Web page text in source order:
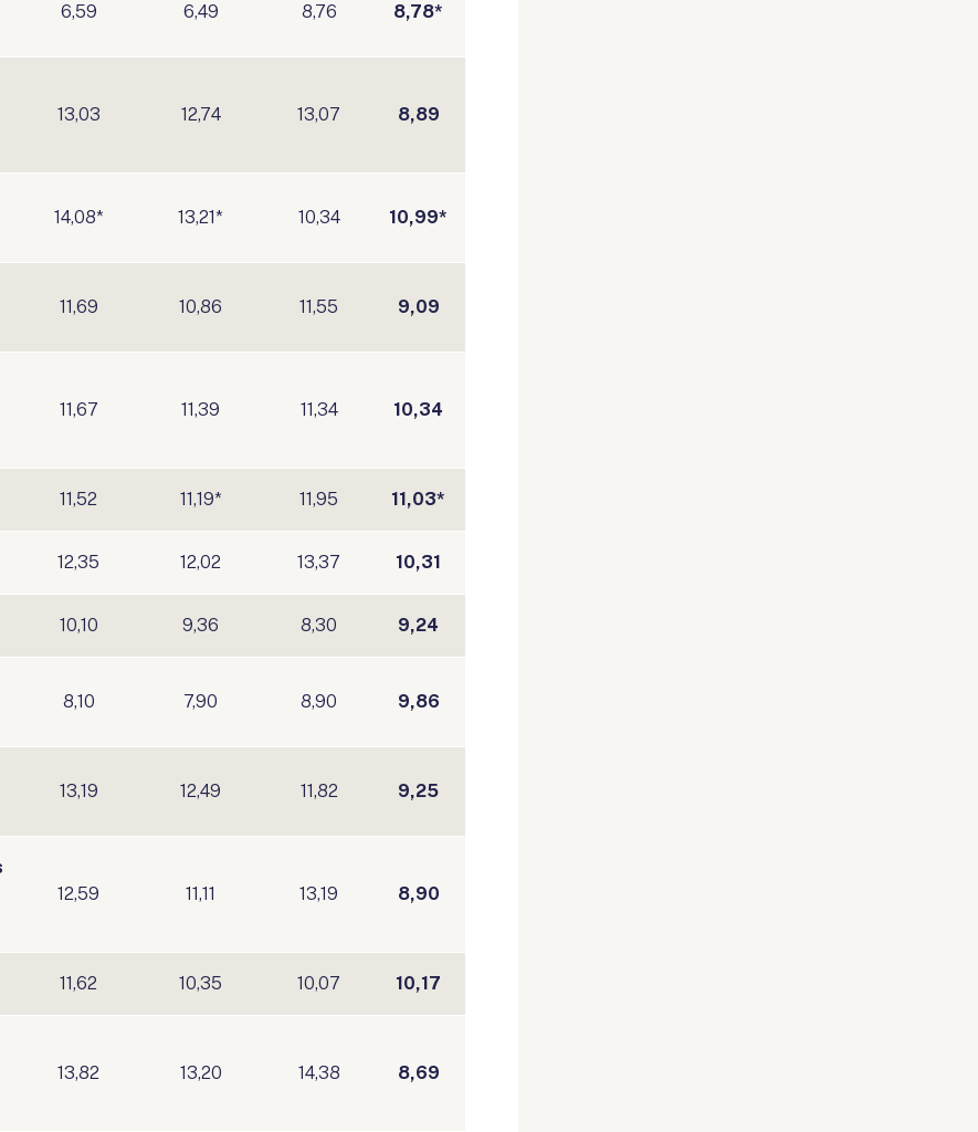
6,59 6,49 8,76 8,78*
13,03 12,74 13,07 8,89
14,08* 13,21* 10,34 10,99*
11,69 10,86 11,55 9,09
11,67 11,39 11,34 10,34
11,52 11,19* 11,95 11,03*
12,35 12,02 13,37 10,31
10,10 9,36 8,30 9,24
8,10 7,90 8,90 9,86
13,19 12,49 11,82 9,25
12,59 11,11 13,19 8,90
11,62 10,35 10,07 10,17
13,82 13,20 14,38 8,69